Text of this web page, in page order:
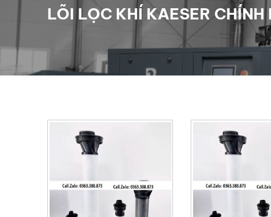
LÕI LỌC KHÍ KAESER CHÍNH